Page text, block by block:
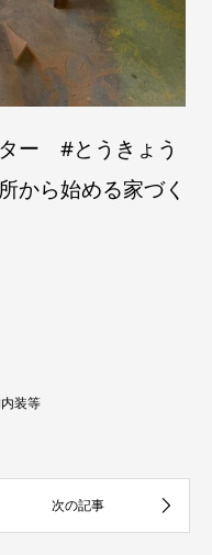
ー #とうきょう
ら始める家づく
装等